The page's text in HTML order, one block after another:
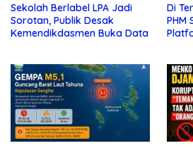
Sekolah Berlabel LPA Jadi
Sorotan, Publik Desak
Kemendikdasmen Buka Data
Di
PHM